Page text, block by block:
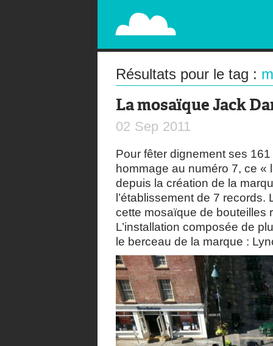
PAPERPLANE
STREET, AMBIENT, GUÉRILLA MARKETING
Résultats pour le tag :
La mosaïque Jack
02 Sep 2011
Pour fêter dignement ses
hommage au numéro 7, ce
depuis la création de la
l’établissement de 7
cette mosaïque de bouteilles
L’installation composée de
le berceau de la marque :